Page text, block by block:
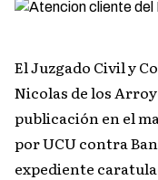
El Juzgado Civil y
Nicolas de los
publicación en el
por UCU contra
expediente